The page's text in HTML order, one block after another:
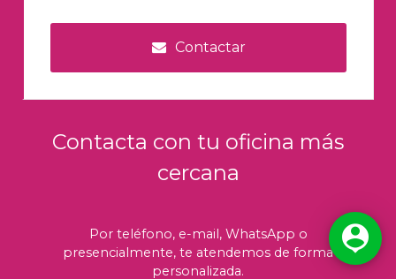
Contactar
Contacta con tu oficina más
cercana
Por teléfono, e-mail, WhatsApp o
presencialmente, te atendemos de forma
personalizada.
